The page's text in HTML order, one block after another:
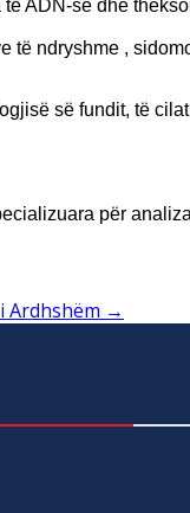
ADN-së dhe
të ndryshme ,
së fundit, të
për
Ardhshëm →